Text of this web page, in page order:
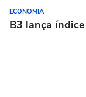
ECONOMIA
B3 lança